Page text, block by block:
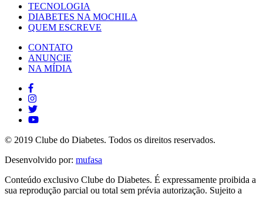
TECNOLOGIA
DIABETES NA MOCHILA
QUEM ESCREVE
CONTATO
ANUNCIE
NA MÍDIA
© 2019 Clube do Diabetes. Todos os direitos reservados.
Desenvolvido por: mufasa
Conteúdo exclusivo Clube do Diabetes. É expressamente proibida a
sua reprodução parcial ou total sem prévia autorização. Sujeito a